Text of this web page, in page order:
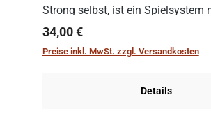
Strong selbst, ist ein Spielsystem
einfachen Regeln. Um es zu
immer mit einem Themenset
Regulärer Preis:
34,00 €
Preise inkl. MwSt. zzgl. Versandkosten
Details